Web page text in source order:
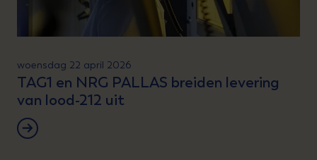
woensdag 22 april 2026
TAG1 en NRG PALLAS breiden levering
van lood-212 uit
Lees verder